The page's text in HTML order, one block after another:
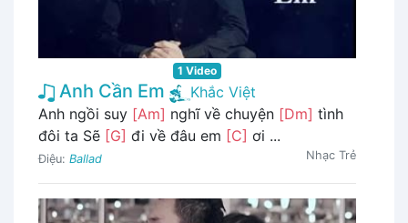
1 Video
Anh Cần Em
Khắc Việt
Anh ngồi suy [Am] nghĩ về chuyện [Dm] tình
đôi ta Sẽ [G] đi về đâu em [C] ơi ...
Điệu: Ballad Nhạc Trẻ